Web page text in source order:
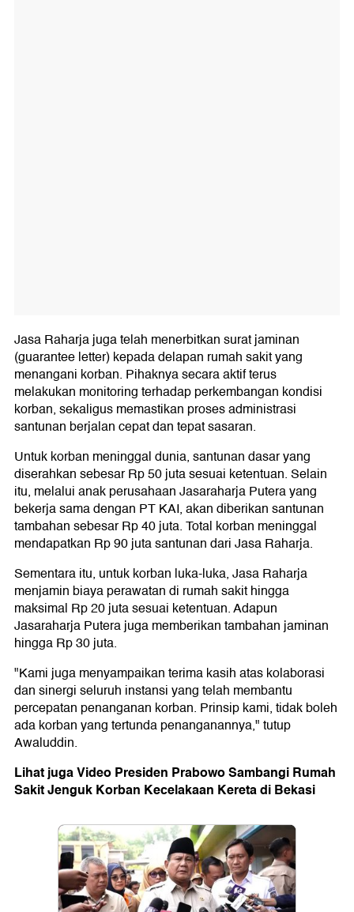
Jasa Raharja juga telah menerbitkan surat jaminan
(guarantee letter) kepada delapan rumah sakit yang
menangani korban. Pihaknya secara aktif terus
melakukan monitoring terhadap perkembangan kondisi
korban, sekaligus memastikan proses administrasi
santunan berjalan cepat dan tepat sasaran.
Untuk korban meninggal dunia, santunan dasar yang
diserahkan sebesar Rp 50 juta sesuai ketentuan. Selain
itu, melalui anak perusahaan Jasaraharja Putera yang
bekerja sama dengan PT KAI, akan diberikan santunan
tambahan sebesar Rp 40 juta. Total korban meninggal
mendapatkan Rp 90 juta santunan dari Jasa Raharja.
Sementara itu, untuk korban luka-luka, Jasa Raharja
menjamin biaya perawatan di rumah sakit hingga
maksimal Rp 20 juta sesuai ketentuan. Adapun
Jasaraharja Putera juga memberikan tambahan jaminan
hingga Rp 30 juta.
"Kami juga menyampaikan terima kasih atas kolaborasi
dan sinergi seluruh instansi yang telah membantu
percepatan penanganan korban. Prinsip kami, tidak boleh
ada korban yang tertunda penanganannya," tutup
Awaluddin.
Lihat juga Video Presiden Prabowo Sambangi Rumah
Sakit Jenguk Korban Kecelakaan Kereta di Bekasi